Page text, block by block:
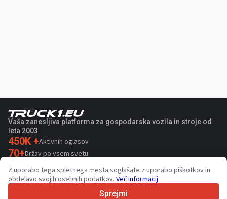
Vaša zanesljiva platforma za gospodarska vozila in stroje od
leta 2003
450K +Aktivnih oglasov
70+Držav po vsem svetu
36 Podprtih jezikov
4.7/5
Z uporabo tega spletnega mesta soglašate z uporabo piškotkov in
obdelavo svojih osebnih podatkov. Več informacij
Sprejmi